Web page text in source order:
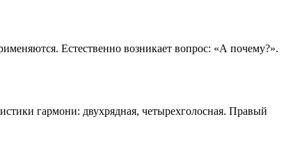
Естественно возникает вопрос: «А почему?».
гармони: двухрядная, четырехголосная. Правый